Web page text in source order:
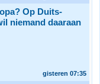
Op Duits-
niemand daaraan
gisteren 07:35